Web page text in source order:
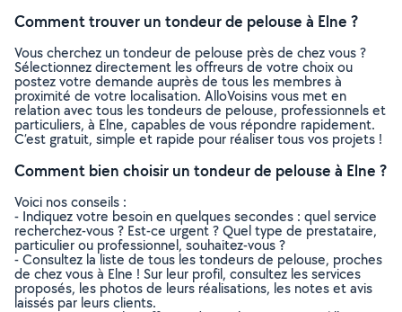
Comment trouver un tondeur de pelouse à Elne ?
Vous cherchez un tondeur de pelouse près de chez vous ?
Sélectionnez directement les offreurs de votre choix ou
postez votre demande auprès de tous les membres à
proximité de votre localisation. AlloVoisins vous met en
relation avec tous les tondeurs de pelouse, professionnels et
particuliers, à Elne, capables de vous répondre rapidement.
C’est gratuit, simple et rapide pour réaliser tous vos projets !
Comment bien choisir un tondeur de pelouse à Elne ?
Voici nos conseils :
- Indiquez votre besoin en quelques secondes : quel service
recherchez-vous ? Est-ce urgent ? Quel type de prestataire,
particulier ou professionnel, souhaitez-vous ?
- Consultez la liste de tous les tondeurs de pelouse, proches
de chez vous à Elne ! Sur leur profil, consultez les services
proposés, les photos de leurs réalisations, les notes et avis
laissés par leurs clients.